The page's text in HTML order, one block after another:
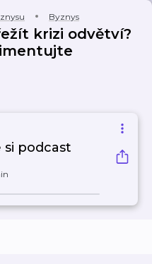
Byznys
krizi odvětví?
si podcast